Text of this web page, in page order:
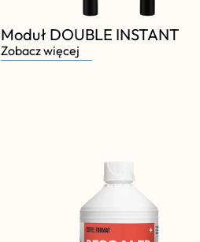
Moduł DOUBLE INSTANT
Zobacz więcej